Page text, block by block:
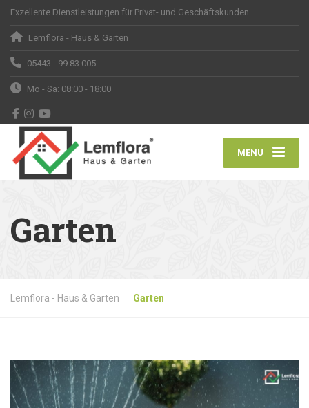
Exzellente Dienstleistungen für Privat- und Geschäftskunden
Lemflora - Haus & Garten
05443 - 99 83 005
Mo - Sa: 08:00 - 18:00
MENU
Garten
Lemflora - Haus & Garten Garten